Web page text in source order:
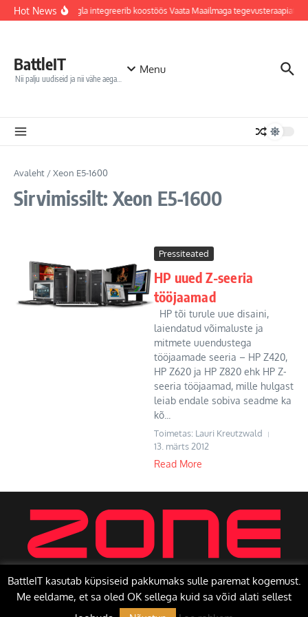
Sisu juurde
Hot NewsJõhvi haigla integreerib koostöös Vaata Maailmaga
BattleIT
Nii palju uudiseid ja nii vähe aega…
Menu
Avaleht /Xeon E5-1600
Sirvimissilt: Xeon E5-1600
Pressiteated
HP uued Z-seeria
tööjaamad
HP tõi turule uue disaini,
laiendatud võimaluste ja
mitmete uuendustega
tööjaamade seeria – HP Z420,
HP Z620 ja HP Z820 ehk HP Z-
seeria tööjaamad, mille hulgast
leiab endale sobiva seadme ka
kõ...
Toimetas: Lauri Kreutzwald
13. märts 2012
Read More
Copyright © 2026 BattleIT | Toetab Uudisteajakiri X
BattleIT kasutab küpsiseid pakkumaks sulle paremat kogemust.
Me eeldame, et sa oled OK sellega kuid sa võid alati sellest